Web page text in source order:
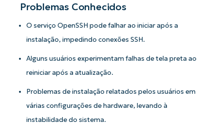
Problemas Conhecidos
O serviço OpenSSH pode falhar ao iniciar após a
instalação, impedindo conexões SSH.
Alguns usuários experimentam falhas de tela preta ao
reiniciar após a atualização.
Problemas de instalação relatados pelos usuários em
várias configurações de hardware, levando à
instabilidade do sistema.